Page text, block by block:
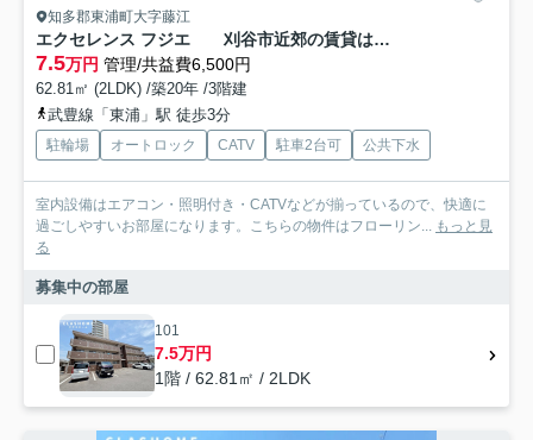
知多郡東浦町大字藤江
エクセレンス フジエ 刈谷市近郊の賃貸はクラスホーム
7.5万円 管理/共益費6,500円
62.81㎡ (2LDK) /築20年 /3階建
武豊線「東浦」駅 徒歩3分
駐輪場 オートロック CATV 駐車2台可 公共下水
室内設備はエアコン・照明付き・CATVなどが揃っているので、快適に
過ごしやすいお部屋になります。こちらの物件はフローリン...
もっと見
る
募集中の部屋
101
7.5万円
1階 / 62.81㎡ / 2LDK